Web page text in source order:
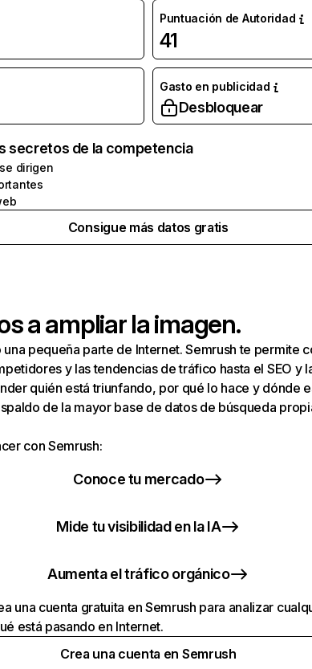
Puntuación de Autoridad
41
Gasto en publicidad
Desbloquear
secretos de la competencia
dirigen
Consigue más datos gratis
a ampliar la imagen.
una pequeña parte de Internet. Semrush te permite
y las tendencias de tráfico hasta el SEO y
quién está triunfando, por qué lo hace y dónde
de la mayor base de datos de búsqueda
con Semrush:
Conoce tu mercado
Mide tu visibilidad en la IA
Aumenta el tráfico orgánico
una cuenta gratuita en Semrush para analizar
está pasando en Internet.
Crea una cuenta en Semrush